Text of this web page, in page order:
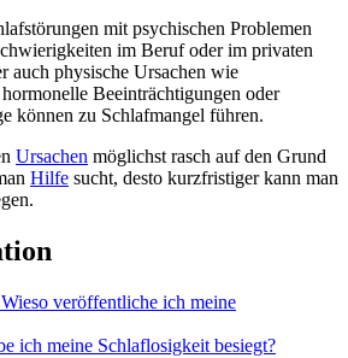
mit psychischen Problemen
im Beruf oder im privaten
auch physische Ursachen wie
Beeinträchtigungen oder
können zu Schlafmangel führen.
Ursachen möglichst rasch auf den Grund
Hilfe sucht, desto kurzfristiger kann man
Wieso veröffentliche ich meine
ich meine Schlaflosigkeit besiegt?